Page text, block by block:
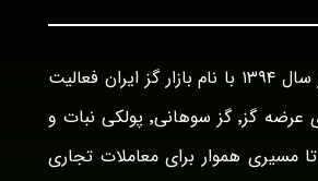
بازرگانی گز آراد در سال ۱۳۹۴ با نام بازار گز ایران فعالیت
خود رو در زمینه ی عرضه گز٬ گز سوهانی٬ پولکی نبات و
مسیری هموار برای معاملات تجاری